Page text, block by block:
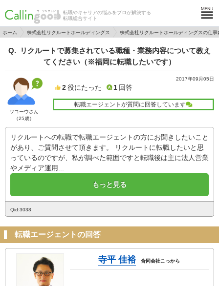
転職やキャリアの悩みをプロが解決する
転職総合サイト
ホーム 株式会社リクルートホールディングス 株式会社リクルートホールディングスの仕事
リクルートで募集されている職種・業務内容について教え
てください（※福岡に転職したいです）
ワコーウさん
（25歳）
2017年09月05日
2 役にたった 1 回答
転職エージェントが質問に回答しています
リクルートへの転職で転職エージェントの方にお聞きしたいこと
があり、ご質問させて頂きます。 リクルートに転職したいと思
っているのですが、私が調べた範囲ですと転職後は主に法人営業
やメディア運用...
もっと見る
Qid:3038
転職エージェントの回答
寺平 佳裕 合同会社こっから